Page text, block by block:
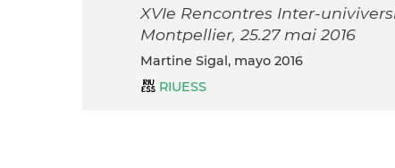
XVIe Rencontres Inter-
Montpellier, 25.27 mai 2016
Martine Sigal, mayo 2016
RIUESS